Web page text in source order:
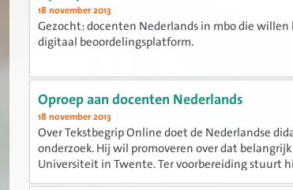
18 november 2013
Gezocht: docenten Nederlands in mbo die
digitaal beoordelingsplatform.
Oproep aan docenten Nederlands
18 november 2013
Over Tekstbegrip Online doet de Nederlandse
onderzoek. Hij wil promoveren over dat
Universiteit in Twente. Ter voorbereiding stuurt